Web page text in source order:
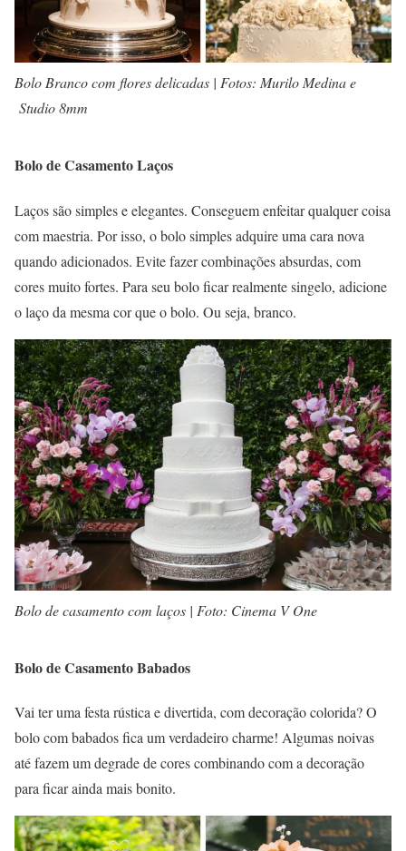
Bolo Branco com flores delicadas | Fotos: Murilo Medina e
Studio 8mm
Bolo de Casamento Laços
Laços são simples e elegantes. Conseguem enfeitar qualquer coisa
com maestria. Por isso, o bolo simples adquire uma cara nova
quando adicionados. Evite fazer combinações absurdas, com
cores muito fortes. Para seu bolo ficar realmente singelo, adicione
o laço da mesma cor que o bolo. Ou seja, branco.
Bolo de casamento com laços | Foto: Cinema V One
Bolo de Casamento Babados
Vai ter uma festa rústica e divertida, com decoração colorida? O
bolo com babados fica um verdadeiro charme! Algumas noivas
até fazem um degrade de cores combinando com a decoração
para ficar ainda mais bonito.